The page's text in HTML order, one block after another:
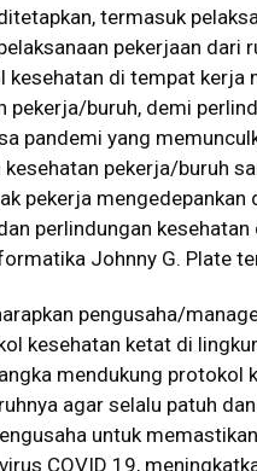
termasuk
pekerjaan dari
kesehatan di tempat kerja
pekerja/buruh, demi
pandemi yang
pekerja/buruh
pekerja
perlindungan
Johnny G. Plate
pengusaha/
kesehatan ketat di
mendukung protokol
agar selalu patuh
untuk
COVID 19,